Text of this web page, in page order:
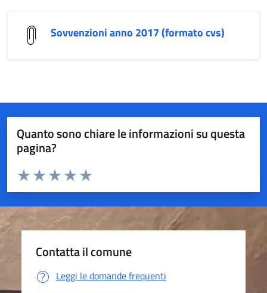
Sovvenzioni anno 2017 (formato cvs)
Quanto sono chiare le informazioni su questa
pagina?
Valuta da 1 a 5 stelle la pagina
Valuta 5 stelle su 5
Valuta 4 stelle su 5
Valuta 3 stelle su 5
Valuta 2 stelle su 5
Valuta 1 stelle su 5
Contatta il comune
Leggi le domande frequenti